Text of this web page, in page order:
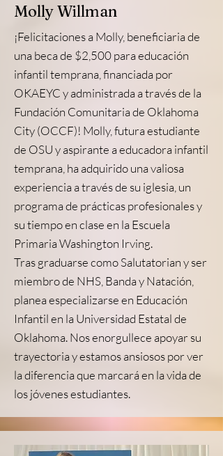
Molly Willman
¡Felicitaciones a Molly, beneficiaria de
una beca de $2,500 para educación
infantil temprana, financiada por
OKAEYC y administrada a través de la
Fundación Comunitaria de Oklahoma
City (OCCF)! Molly, futura estudiante
de OSU y aspirante a educadora infantil
temprana, ha adquirido una valiosa
experiencia a través de su iglesia, un
programa de prácticas profesionales y
su tiempo en clase en la Escuela
Primaria Washington Irving.
Tras graduarse como Salutatorian y ser
miembro de NHS, Banda y Natación,
planea especializarse en Educación
Infantil en la Universidad Estatal de
Oklahoma. Nos enorgullece apoyar su
trayectoria y estamos ansiosos por ver
la diferencia que marcará en la vida de
los jóvenes estudiantes.